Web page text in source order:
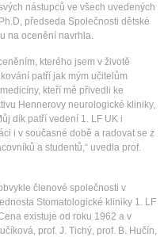
nástupců ve všech uvedených
předseda Společnosti dětské
na ocenění navrhla.
kterého jsem v životě
patří jak mým učitelům
kteří mě přivedli ke
Hennerovy neurologické kliniky,
dík patří vedení 1. LF UK i
i v současné době a radovat se z
a studentů,“ uvedla prof.
členové společnosti v
Stomatologické kliniky 1. LF
existuje od roku 1962 a v
prof. J. Tichý, prof. B. Hučín,